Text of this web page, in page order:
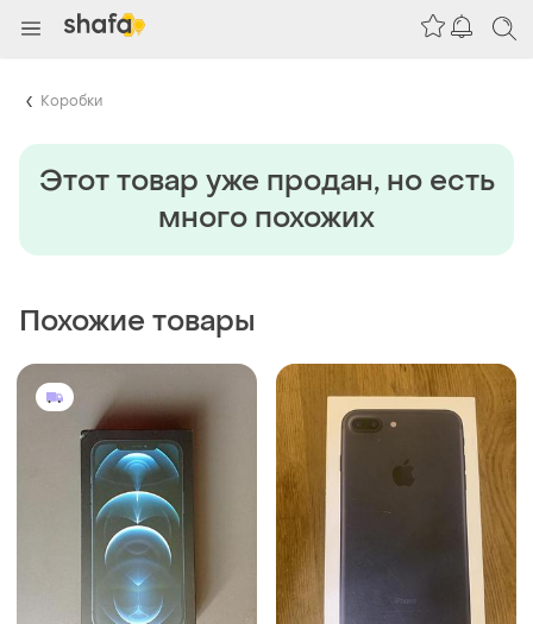
Коробки
Этот товар уже продан, но есть
много похожих
Похожие товары